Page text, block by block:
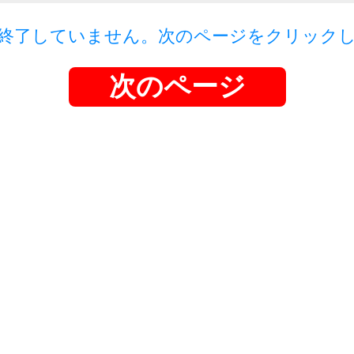
了していません。次のページをクリック
次のページ